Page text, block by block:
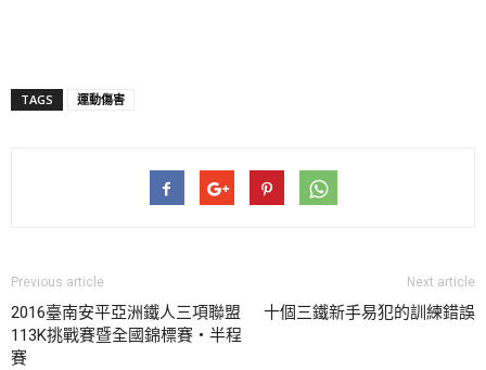
TAGS 運動傷害
Previous article
2016臺南安平亞洲鐵人三項聯盟
113K挑戰賽暨全國錦標賽‧半程
賽
Next article
十個三鐵新手易犯的訓練錯誤